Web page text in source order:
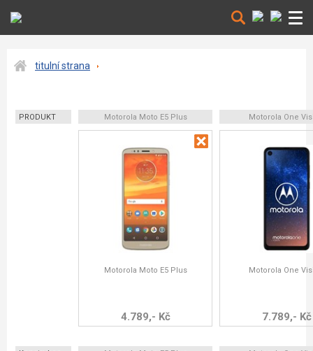
titulní strana
PRODUKT Motorola Moto E5 Plus Motorola One
Motorola Moto E5 Plus
4.789,- Kč
Motorola One
7.789,- Kč